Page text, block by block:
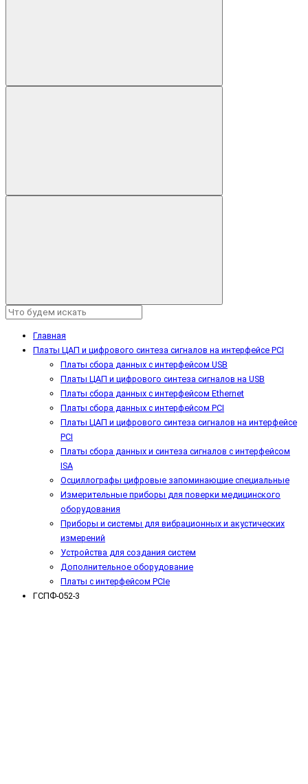
Главная
Платы ЦАП и цифрового синтеза сигналов на интерфейсе PCI
Платы сбора данных с интерфейсом USB
Платы ЦАП и цифрового синтеза сигналов на USB
Платы сбора данных с интерфейсом Ethernet
Платы сбора данных с интерфейсом PCI
Платы ЦАП и цифрового синтеза сигналов на интерфейсе
PCI
Платы сбора данных и синтеза сигналов с интерфейсом
ISA
Осциллографы цифровые запоминающие специальные
Измерительные приборы для поверки медицинского
оборудования
Приборы и системы для вибрационных и акустических
измерений
Устройства для создания систем
Дополнительное оборудование
Платы с интерфейсом PCIe
ГСПФ-052-3